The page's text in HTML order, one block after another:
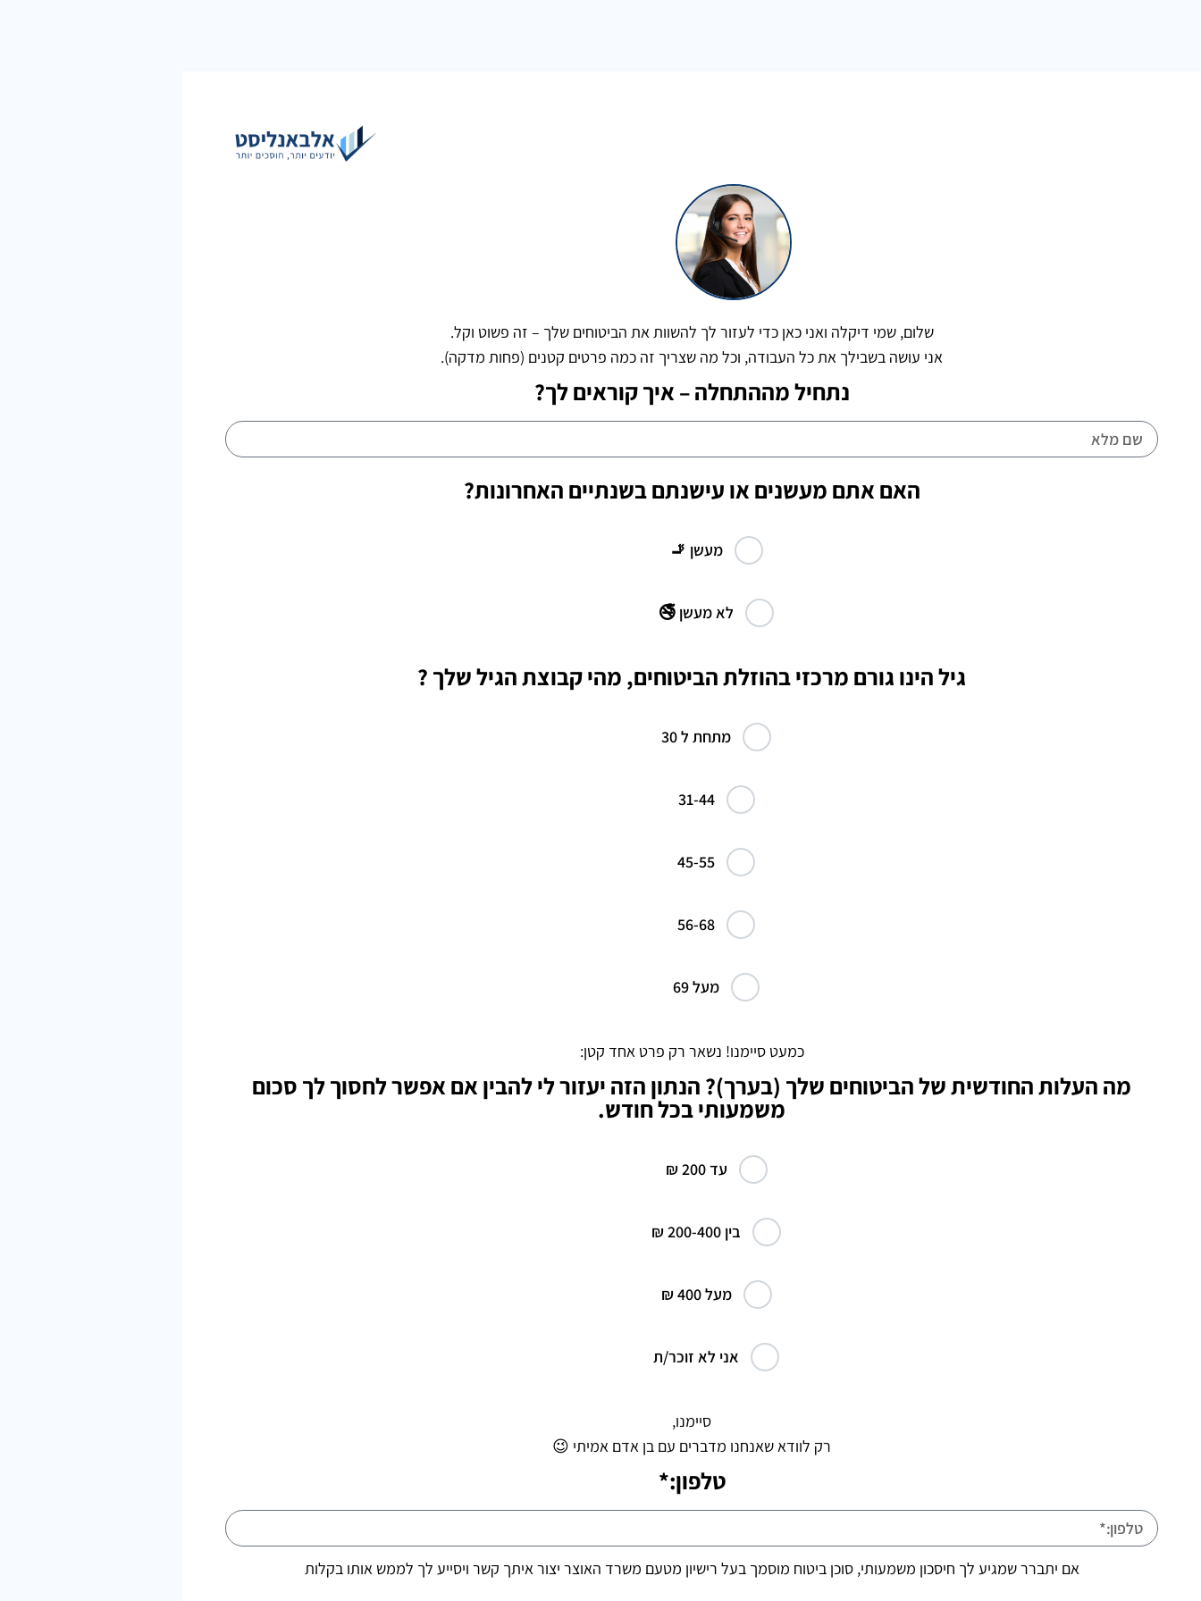
שלום, שמי דיקלה ואני כאן כדי לעזור לך להשוות את הביטוחים שלך – זה פשוט וקל.
אני עושה בשבילך את כל העבודה, וכל מה שצריך זה כמה פרטים קטנים (פחות מדקה).
נתחיל מההתחלה – איך קוראים לך?
האם אתם מעשנים או עישנתם בשנתיים האחרונות?
מעשן 🚬
לא מעשן 🚭
גיל הינו גורם מרכזי בהוזלת הביטוחים, מהי קבוצת הגיל שלך ?
מתחת ל 30
31-44
45-55
56-68
מעל 69
כמעט סיימנו! נשאר רק פרט אחד קטן:
מה העלות החודשית של הביטוחים שלך (בערך)? הנתון הזה יעזור לי להבין אם אפשר לחסוך לך סכום
משמעותי בכל חודש.
עד 200 ₪
בין 200-400 ₪
מעל 400 ₪
אני לא זוכר/ת
סיימנו,
רק לוודא שאנחנו מדברים עם בן אדם אמיתי 😉
טלפון:*
אם יתברר שמגיע לך חיסכון משמעותי, סוכן ביטוח מוסמך בעל רישיון מטעם משרד האוצר יצור איתך קשר ויסייע לך לממש אותו בקלות